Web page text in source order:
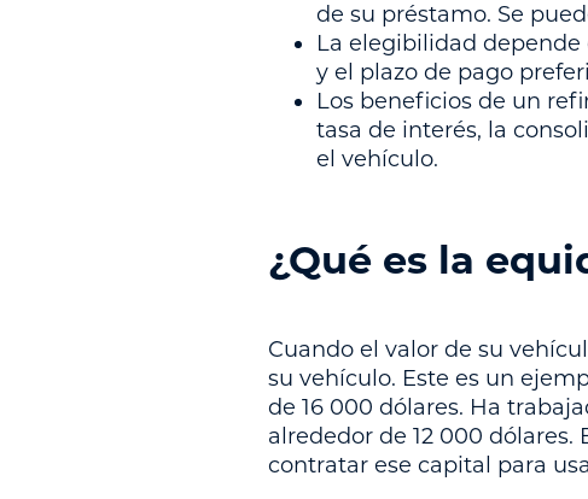
de su préstamo. Se
La elegibilidad
y el plazo de pago
Los beneficios de un
tasa de interés, la
el vehículo.
¿Qué es la
Cuando el valor de su
su vehículo. Este es un
de 16 000 dólares. Ha
alrededor de 12 000 dólares.
contratar ese capital para